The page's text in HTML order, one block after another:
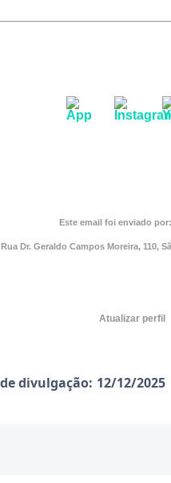
Este email foi enviado
Rua Dr. Geraldo Campos Moreira, 110,
Atualizar perfil
divulgação: 12/12/2025